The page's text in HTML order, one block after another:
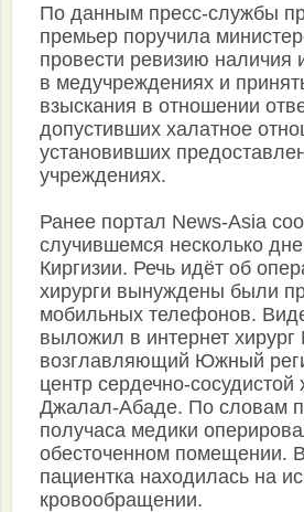
По данным пресс-службы
премьер поручила
провести ревизию наличия
в медучреждениях и
взыскания в отношении
допустивших халатное
установивших
учреждениях.
Ранее портал News-Asia
случившемся несколько
Киргизии. Речь идёт об
хирурги вынуждены были
мобильных телефонов.
выложил в интернет
возглавляющий Южный
центр сердечно-сосудистой
Джалал-Абаде. По словам
получаса медики
обесточенном помещении.
пациентка находилась на
кровообращении.